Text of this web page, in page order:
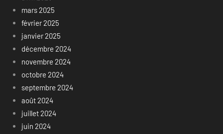
mars 2025
février 2025
janvier 2025
décembre 2024
novembre 2024
octobre 2024
septembre 2024
août 2024
juillet 2024
juin 2024